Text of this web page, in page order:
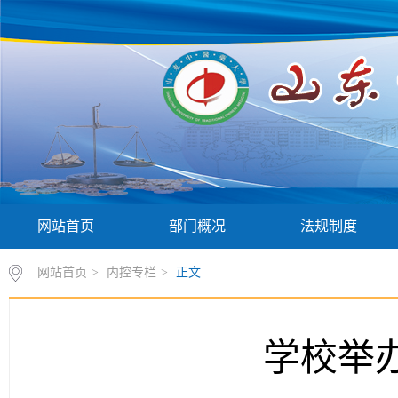
网站首页 部门概况 法规制度
网站首页 > 内控专栏 > 正文
学校举